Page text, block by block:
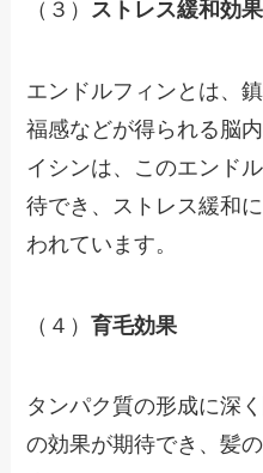
（３） ストレス緩和効果
エンドルフィンとは、
福感などが得られる脳
イシンは、このエンド
待でき、ストレス緩和
われています。
（４）育毛効果
タンパク質の形成に深
の効果が期待でき、髪